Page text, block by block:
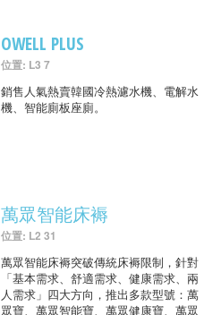
OWELL PLUS
位置: L3 7
銷售人氣熱賣韓國冷熱濾水機、電解水
機、智能廁板座廁。
萬眾智能床褥
位置: L2 31
萬眾智能床褥突破傳統床褥限制，針對
「基本需求、舒適需求、健康需求、兩
人需求」四大方向，推出多款型號：萬
眾寶、萬眾智能寶、萬眾健康寶、萬眾